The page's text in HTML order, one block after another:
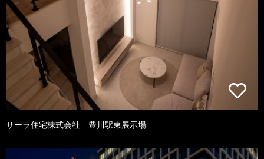
サーラ住宅株式会社 豊川駅東展示場